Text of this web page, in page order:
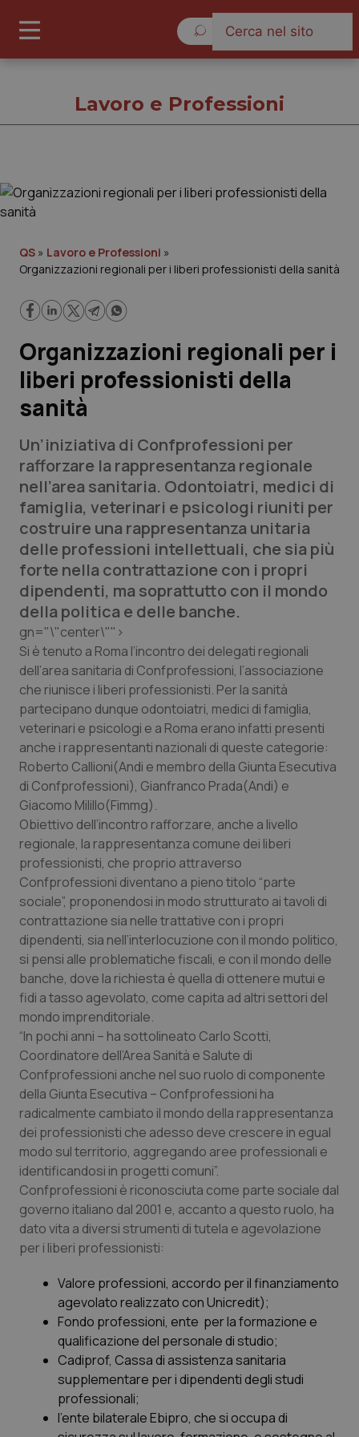
Governo e Parlamento
Regioni e Asl
Lavoro e Professioni
Scienza e Farmaci
Studi e Analisi
Lettere al direttore
Edizioni Regionali
QS Pro
Professionisti Sanitari.AI
Abruzzo
Basilicata
Calabria
Campania
Emilia-Romagna
Friuli Venezia Giulia
Lazio
Liguria
Lombardia
Marche
Molise
Piemonte
Provincia Autonoma di Bolzano
Provincia Autonoma di Trento
Puglia
Sicilia
Toscana
Umbria
QS Pro Gold
Artrite & artrosi
Asma & BPCO
Car-T
Colesterolo & coronaropatie
Dermatite Atopica
Diabete & glucometri
Disturbi dell’umore
Dolore
Donna & Salute
Epatiti
HIV
Infezioni & Febbre
Ipertensione & Scompenso
Malattie rare
Neuroscienze & patologie neurodegenerative
Obesità
Oftalmologia
QS Club Newsletter
Lavoro e Professioni
QS » Lavoro e Professioni »
Organizzazioni regionali per i liberi professionisti della sanità
Organizzazioni regionali per i
liberi professionisti della
sanità
Un’iniziativa di Confprofessioni per
rafforzare la rappresentanza regionale
nell’area sanitaria. Odontoiatri, medici di
famiglia, veterinari e psicologi riuniti per
costruire una rappresentanza unitaria
delle professioni intellettuali, che sia più
forte nella contrattazione con i propri
dipendenti, ma soprattutto con il mondo
della politica e delle banche.
gn="\"center\"">
Si è tenuto a Roma l’incontro dei delegati regionali
dell’area sanitaria di Confprofessioni, l’associazione
che riunisce i liberi professionisti. Per la sanità
partecipano dunque odontoiatri, medici di famiglia,
veterinari e psicologi e a Roma erano infatti presenti
anche i rappresentanti nazionali di queste categorie:
Roberto Callioni(Andi e membro della Giunta Esecutiva
di Confprofessioni), Gianfranco Prada(Andi) e
Giacomo Milillo(Fimmg).
Obiettivo dell’incontro rafforzare, anche a livello
regionale, la rappresentanza comune dei liberi
professionisti, che proprio attraverso
Confprofessioni diventano a pieno titolo “parte
sociale”, proponendosi in modo strutturato ai tavoli di
contrattazione sia nelle trattative con i propri
dipendenti, sia nell’interlocuzione con il mondo politico,
si pensi alle problematiche fiscali, e con il mondo delle
banche, dove la richiesta è quella di ottenere mutui e
fidi a tasso agevolato, come capita ad altri settori del
mondo imprenditoriale.
“In pochi anni – ha sottolineato Carlo Scotti,
Coordinatore dell’Area Sanità e Salute di
Confprofessioni anche nel suo ruolo di componente
della Giunta Esecutiva – Confprofessioni ha
radicalmente cambiato il mondo della rappresentanza
dei professionisti che adesso deve crescere in egual
modo sul territorio, aggregando aree professionali e
identificandosi in progetti comuni”.
Confprofessioni è riconosciuta come parte sociale dal
governo italiano dal 2001 e, accanto a questo ruolo, ha
dato vita a diversi strumenti di tutela e agevolazione
per i liberi professionisti:
Valore professioni, accordo per il finanziamento
agevolato realizzato con Unicredit);
Fondo professioni, ente per la formazione e
qualificazione del personale di studio;
Cadiprof, Cassa di assistenza sanitaria
supplementare per i dipendenti degli studi
professionali;
l’ente bilaterale Ebipro, che si occupa di